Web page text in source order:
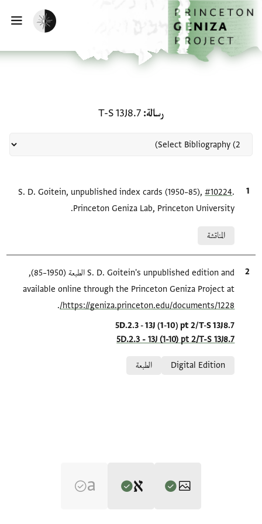
إلى المحتوى الرئيسي
الرئيسية
تفعيل الوضع المظلم
رسالة T-S 13J8.7
الاقتباس المرجعيS. D. Goitein, unpublished index cards (1950–85),#10224
Princeton Geniza Lab, Princeton University.
المناقشة
الاقتباس المرجعي
S. D. Goitein's unpublished edition and الطبعة (1950–85),
available online through the Princeton Geniza Project at
https://geniza.princeton.edu/documents/1228/
.
Location in source
5D.2.3 - 13J (1-10) pt 2/T-S 13J8.7
5D.2.3 - 13J (1-10) pt 2/T-S 13J8.7
Digital Edition
الطبعة